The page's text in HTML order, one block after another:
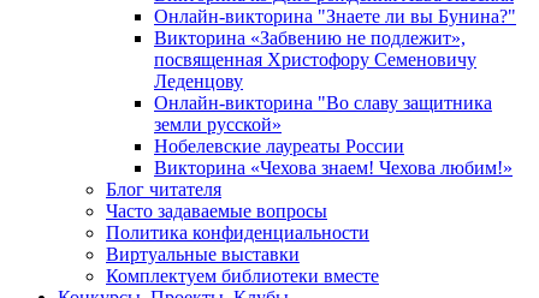
Онлайн-викторина "Знаете ли вы Бунина?"
Викторина «Забвению не подлежит»,
посвященная Христофору Семеновичу
Леденцову
Онлайн-викторина "Во славу защитника
земли русской»
Нобелевские лауреаты России
Викторина «Чехова знаем! Чехова любим!»
Блог читателя
Часто задаваемые вопросы
Политика конфиденциальности
Виртуальные выставки
Комплектуем библиотеки вместе